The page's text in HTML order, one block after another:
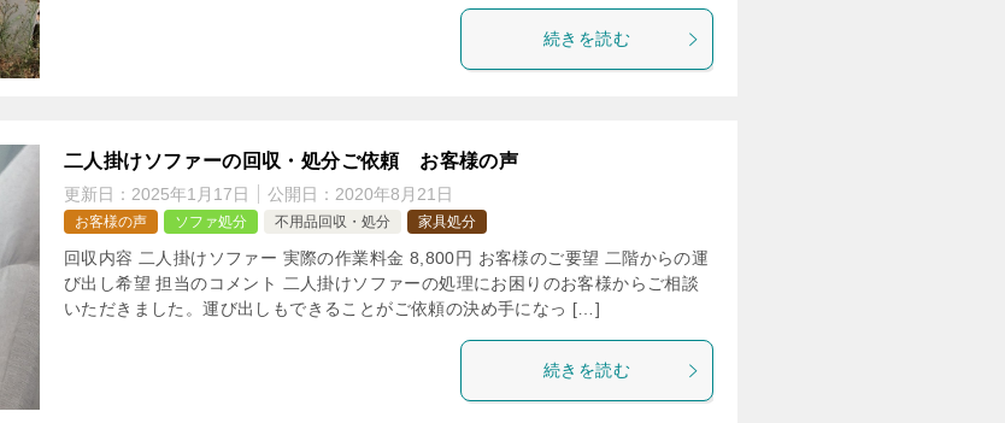
続きを読む
二人掛けソファーの回収・処分ご依頼 お客様の声
更新日： 2025年1月17日 公開日： 2020年8月21日
お客様の声 ソファ処分 不用品回収・処分 家具処分
回収内容 二人掛けソファー 実際の作業料金 8,800円 お客様のご要望 二階からの運
び出し希望 担当のコメント 二人掛けソファーの処理にお困りのお客様からご相談
いただきました。運び出しもできることがご依頼の決め手になっ […]
続きを読む